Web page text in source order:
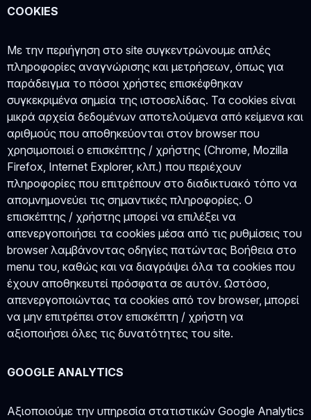
COOKIES
Με την περιήγηση στο site συγκεντρώνουμε απλές
πληροφορίες αναγνώρισης και μετρήσεων, όπως για
παράδειγμα το πόσοι χρήστες επισκέφθηκαν
συγκεκριμένα σημεία της ιστοσελίδας. Τα cookies είναι
μικρά αρχεία δεδομένων αποτελούμενα από κείμενα και
αριθμούς που αποθηκεύονται στον browser που
χρησιμοποιεί ο επισκέπτης / χρήστης (Chrome, Mozilla
Firefox, Internet Explorer, κλπ.) που περιέχουν
πληροφορίες που επιτρέπουν στο διαδικτυακό τόπο να
απομνημονεύει τις σημαντικές πληροφορίες. Ο
επισκέπτης / χρήστης μπορεί να επιλέξει να
απενεργοποιήσει τα cookies μέσα από τις ρυθμίσεις του
browser λαμβάνοντας οδηγίες πατώντας Βοήθεια στο
menu του, καθώς και να διαγράψει όλα τα cookies που
έχουν αποθηκευτεί πρόσφατα σε αυτόν. Ωστόσο,
απενεργοποιώντας τα cookies από τον browser, μπορεί
να μην επιτρέπει στον επισκέπτη / χρήστη να
αξιοποιήσει όλες τις δυνατότητες του site.
GOOGLE ANALYTICS
Αξιοποιούμε την υπηρεσία στατιστικών Google Analytics